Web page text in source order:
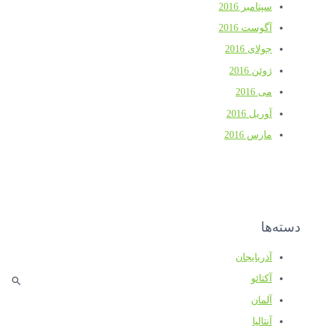
سپتامبر 2016
آگوست 2016
جولای 2016
ژوئن 2016
می 2016
آوریل 2016
مارس 2016
دسته‌ها
آذربایجان
آکتائو
آلمان
آنتالیا